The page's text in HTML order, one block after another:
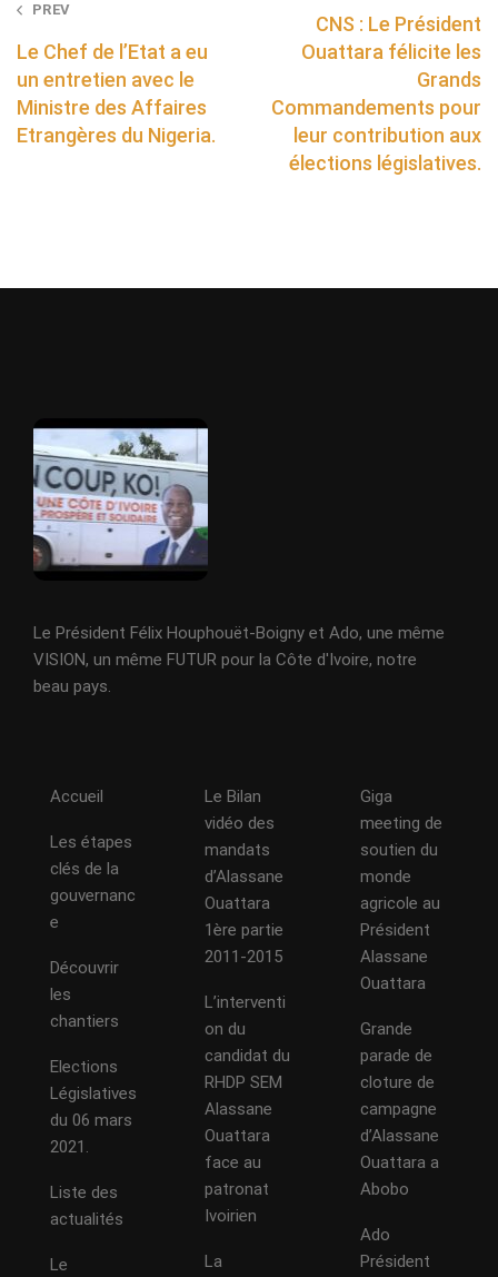
navigation
PREV
Le Chef de l’Etat a eu
un entretien avec le
Ministre des Affaires
Etrangères du Nigeria.
CNS : Le Président
Ouattara félicite les
Grands
Commandements pour
leur contribution aux
élections législatives.
Le Président Félix Houphouët-Boigny et Ado, une même
VISION, un même FUTUR pour la Côte d'Ivoire, notre
beau pays.
Accueil
Les étapes
clés de la
gouvernanc
e
Découvrir
les
chantiers
Elections
Législatives
du 06 mars
2021.
Liste des
actualités
Le
Le Bilan
vidéo des
mandats
d’Alassane
Ouattara
1ère partie
2011-2015
L’interventi
on du
candidat du
RHDP SEM
Alassane
Ouattara
face au
patronat
Ivoirien
La
Giga
meeting de
soutien du
monde
agricole au
Président
Alassane
Ouattara
Grande
parade de
cloture de
campagne
d’Alassane
Ouattara a
Abobo
Ado
Président